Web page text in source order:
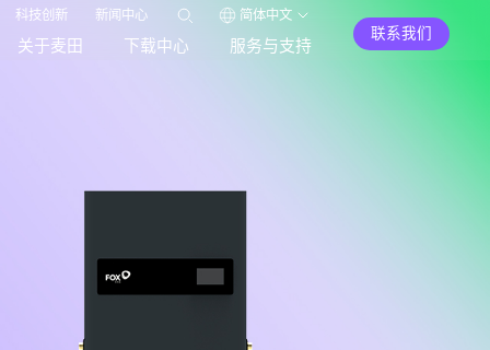
科技创新 新闻中心 简体中文
关于麦田 下载中心 服务与支持
联系我们